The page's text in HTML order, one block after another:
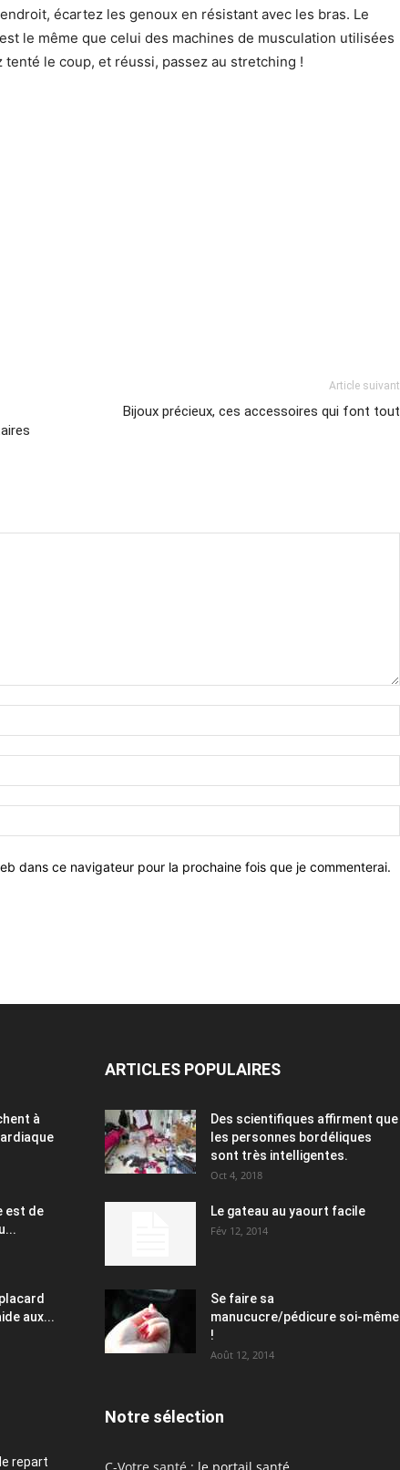
écartez les genoux en résistant avec les bras. Le
le même que celui des machines de musculation utilisées
le coup, et réussi, passez au stretching !
Article suivant
Bijoux précieux, ces accessoires qui font tout
dans ce navigateur pour la prochaine fois que je commenterai.
à
est de
aux...
repart
ARTICLES POPULAIRES
Des scientifiques affirment que
les personnes bordéliques
sont très intelligentes.
Oct 4, 2018
Le gateau au yaourt facile
Fév 12, 2014
Se faire sa
manucucre/pédicure soi-même
!
Août 12, 2014
Notre sélection
C-Votre santé : le portail santé